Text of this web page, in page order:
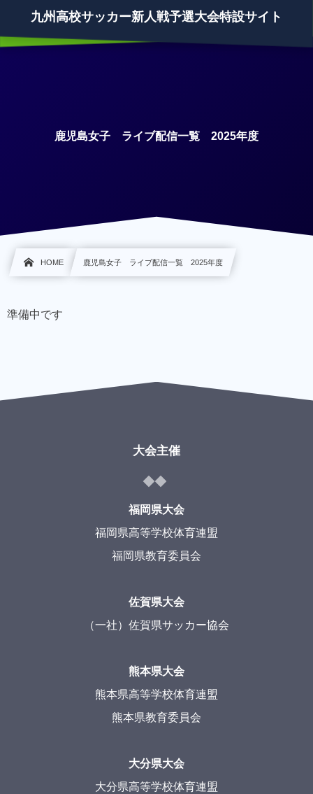
九州高校サッカー新人戦予選大会特設サイト
鹿児島女子 ライブ配信一覧 2025年度
HOME 鹿児島女子 ライブ配信一覧 2025年度
準備中です
大会主催
福岡県大会
福岡県高等学校体育連盟
福岡県教育委員会
佐賀県大会
（一社）佐賀県サッカー協会
熊本県大会
熊本県高等学校体育連盟
熊本県教育委員会
大分県大会
大分県高等学校体育連盟